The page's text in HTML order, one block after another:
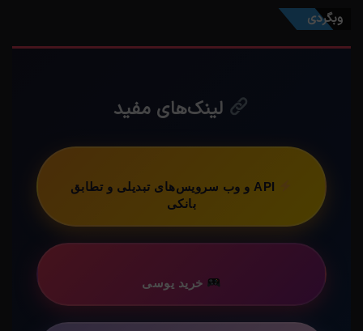
وبگردی
لینک‌های مفید
API و وب سرویس‌های تبدیلی و تطابق
بانکی
خرید یوسی